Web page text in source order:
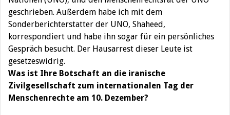
geschrieben. Außerdem habe ich mit dem
Sonderberichterstatter der UNO, Shaheed,
korrespondiert und habe ihn sogar für ein persönliches
Gespräch besucht. Der Hausarrest dieser Leute ist
gesetzeswidrig.
Was ist Ihre Botschaft an die iranische
Zivilgesellschaft zum internationalen Tag der
Menschenrechte am 10. Dezember?